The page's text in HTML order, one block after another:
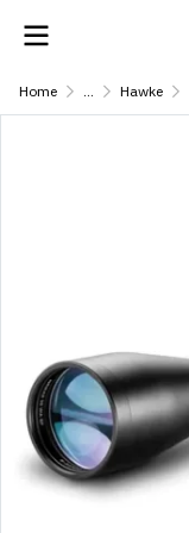
Home ... Hawke